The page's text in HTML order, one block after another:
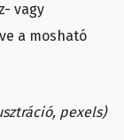
vagy
a mosható
pexels)